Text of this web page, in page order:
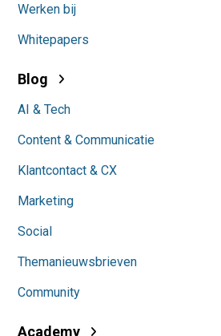
Werken bij
Whitepapers
Blog
AI & Tech
Content & Communicatie
Klantcontact & CX
Marketing
Social
Themanieuwsbrieven
Community
Academy